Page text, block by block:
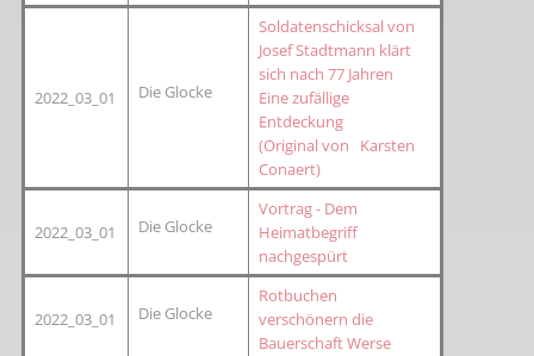
2022_03_01 Die Glocke
Soldatenschicksal von
Josef Stadtmann klärt
sich nach 77 Jahren
Eine zufällige
Entdeckung
(Original von Karsten
Conaert)
2022_03_01 Die Glocke
Vortrag - Dem
Heimatbegriff
nachgespürt
2022_03_01 Die Glocke
Rotbuchen
verschönern die
Bauerschaft Werse